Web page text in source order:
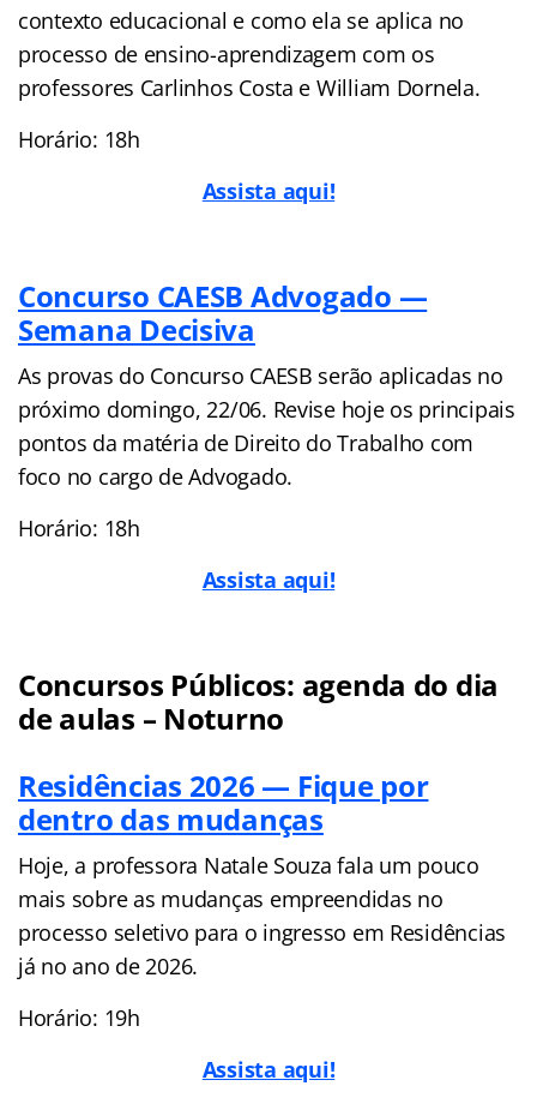
contexto educacional e como ela se aplica no
processo de ensino-aprendizagem com os
professores Carlinhos Costa e William Dornela.
Horário: 18h
Assista aqui!
Concurso CAESB Advogado —
Semana Decisiva
As provas do Concurso CAESB serão aplicadas no
próximo domingo, 22/06. Revise hoje os principais
pontos da matéria de Direito do Trabalho com
foco no cargo de Advogado.
Horário: 18h
Assista aqui!
Concursos Públicos: agenda do dia
de aulas – Noturno
Residências 2026 — Fique por
dentro das mudanças
Hoje, a professora Natale Souza fala um pouco
mais sobre as mudanças empreendidas no
processo seletivo para o ingresso em Residências
já no ano de 2026.
Horário: 19h
Assista aqui!